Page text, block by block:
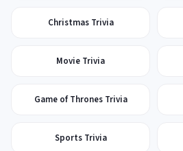
Christmas Trivia
Movie Trivia
Game of Thrones Trivia
Sports Trivia